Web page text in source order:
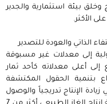
بيئة استثمارية والجدير
الأكثر.
الذاتي والعودة للتصدير
إلى معدلات غير مسبوقة
إلى أعلى معدلاته كأحد ثمار
بتنمية الحقول المكتشفة
الإنتاج تدريجياً والوصول